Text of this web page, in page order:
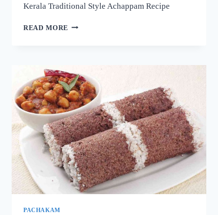
Kerala Traditional Style Achappam Recipe
READ MORE അരി
കറുമുറെ
തിന്നാൻ
രുചിയൂറും
അച്ചപ്പം
എളുപ്പം
ഉണ്ടാക്കാം!
|
KERALA
TRADITIONAL
STYLE
ACHAPPAM
RECIPE
PACHAKAM